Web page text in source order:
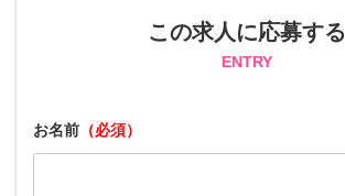
この求人に応募する
ENTRY
お名前 （必須）